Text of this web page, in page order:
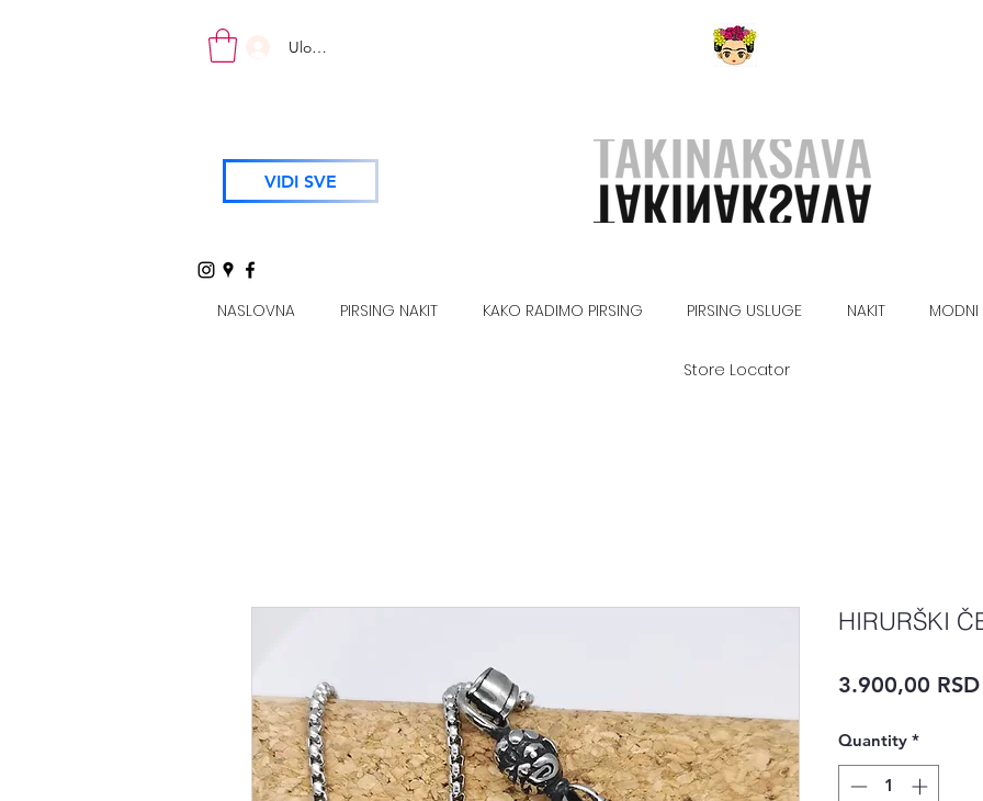
Uloguj se
VIDI SVE
NASLOVNA PIRSING NAKIT KAKO RADIMO PIRSING PIRSING USLUGE NAKIT MODNI
Store Locator
HIRURŠKI
3.900,00 RSD
Quantity *